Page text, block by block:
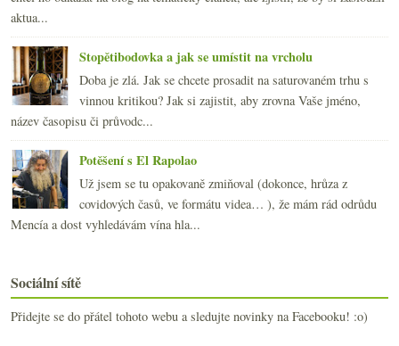
aktua...
Stopětibodovka a jak se umístit na vrcholu
Doba je zlá. Jak se chcete prosadit na saturovaném trhu s
vinnou kritikou? Jak si zajistit, aby zrovna Vaše jméno,
název časopisu či průvodc...
Potěšení s El Rapolao
Už jsem se tu opakovaně zmiňoval (dokonce, hrůza z
covidových časů, ve formátu videa… ), že mám rád odrůdu
Mencía a dost vyhledávám vína hla...
Sociální sítě
Přidejte se do přátel tohoto webu a sledujte novinky na Facebooku! :o)